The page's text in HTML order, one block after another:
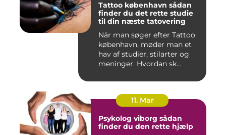
Tattoo københavn sådan
finder du det rette studie
til din næste tatovering
Når man søger efter Tattoo
københavn, møder man et
hav af studier, stilarter og
meninger. Hvordan sk...
11. Mar
Psykolog viborg sådan
finder du den rette hjælp